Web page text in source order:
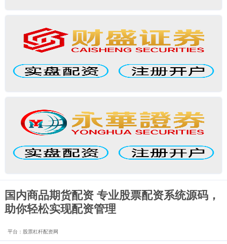
国内商品期货配资 专业股票配资系统源码，
助你轻松实现配资管理
平台：股票杠杆配资网